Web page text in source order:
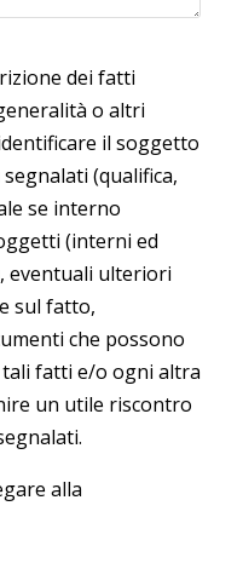
dei fatti
o altri
il soggetto
(qualifica,
se interno
(interni ed
eventuali ulteriori
sul fatto,
che possono
fatti e/o ogni altra
un utile riscontro
alla